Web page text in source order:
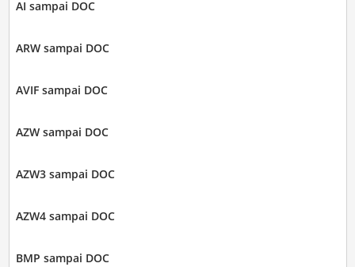
AI sampai DOC
ARW sampai DOC
AVIF sampai DOC
AZW sampai DOC
AZW3 sampai DOC
AZW4 sampai DOC
BMP sampai DOC